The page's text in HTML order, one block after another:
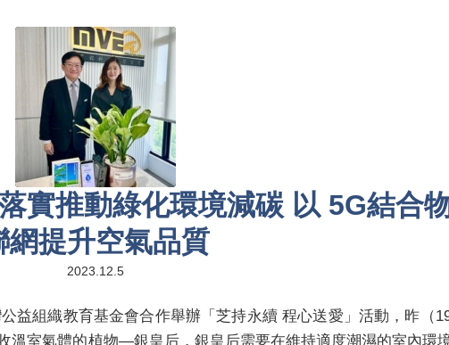
實推動綠化環境減碳 以 5G結合
網提升空氣品質
2023.12.5
益組織教育基金會合作舉辦「芝持永續 程心送愛」活動，昨（
溫室氣體的植物—銀皇后，銀皇后需要在維持適度潮濕的室內環